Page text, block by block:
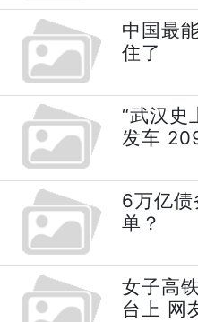
中国最
住了
“武汉史
发车
6万亿
单？
女子高
台上 网